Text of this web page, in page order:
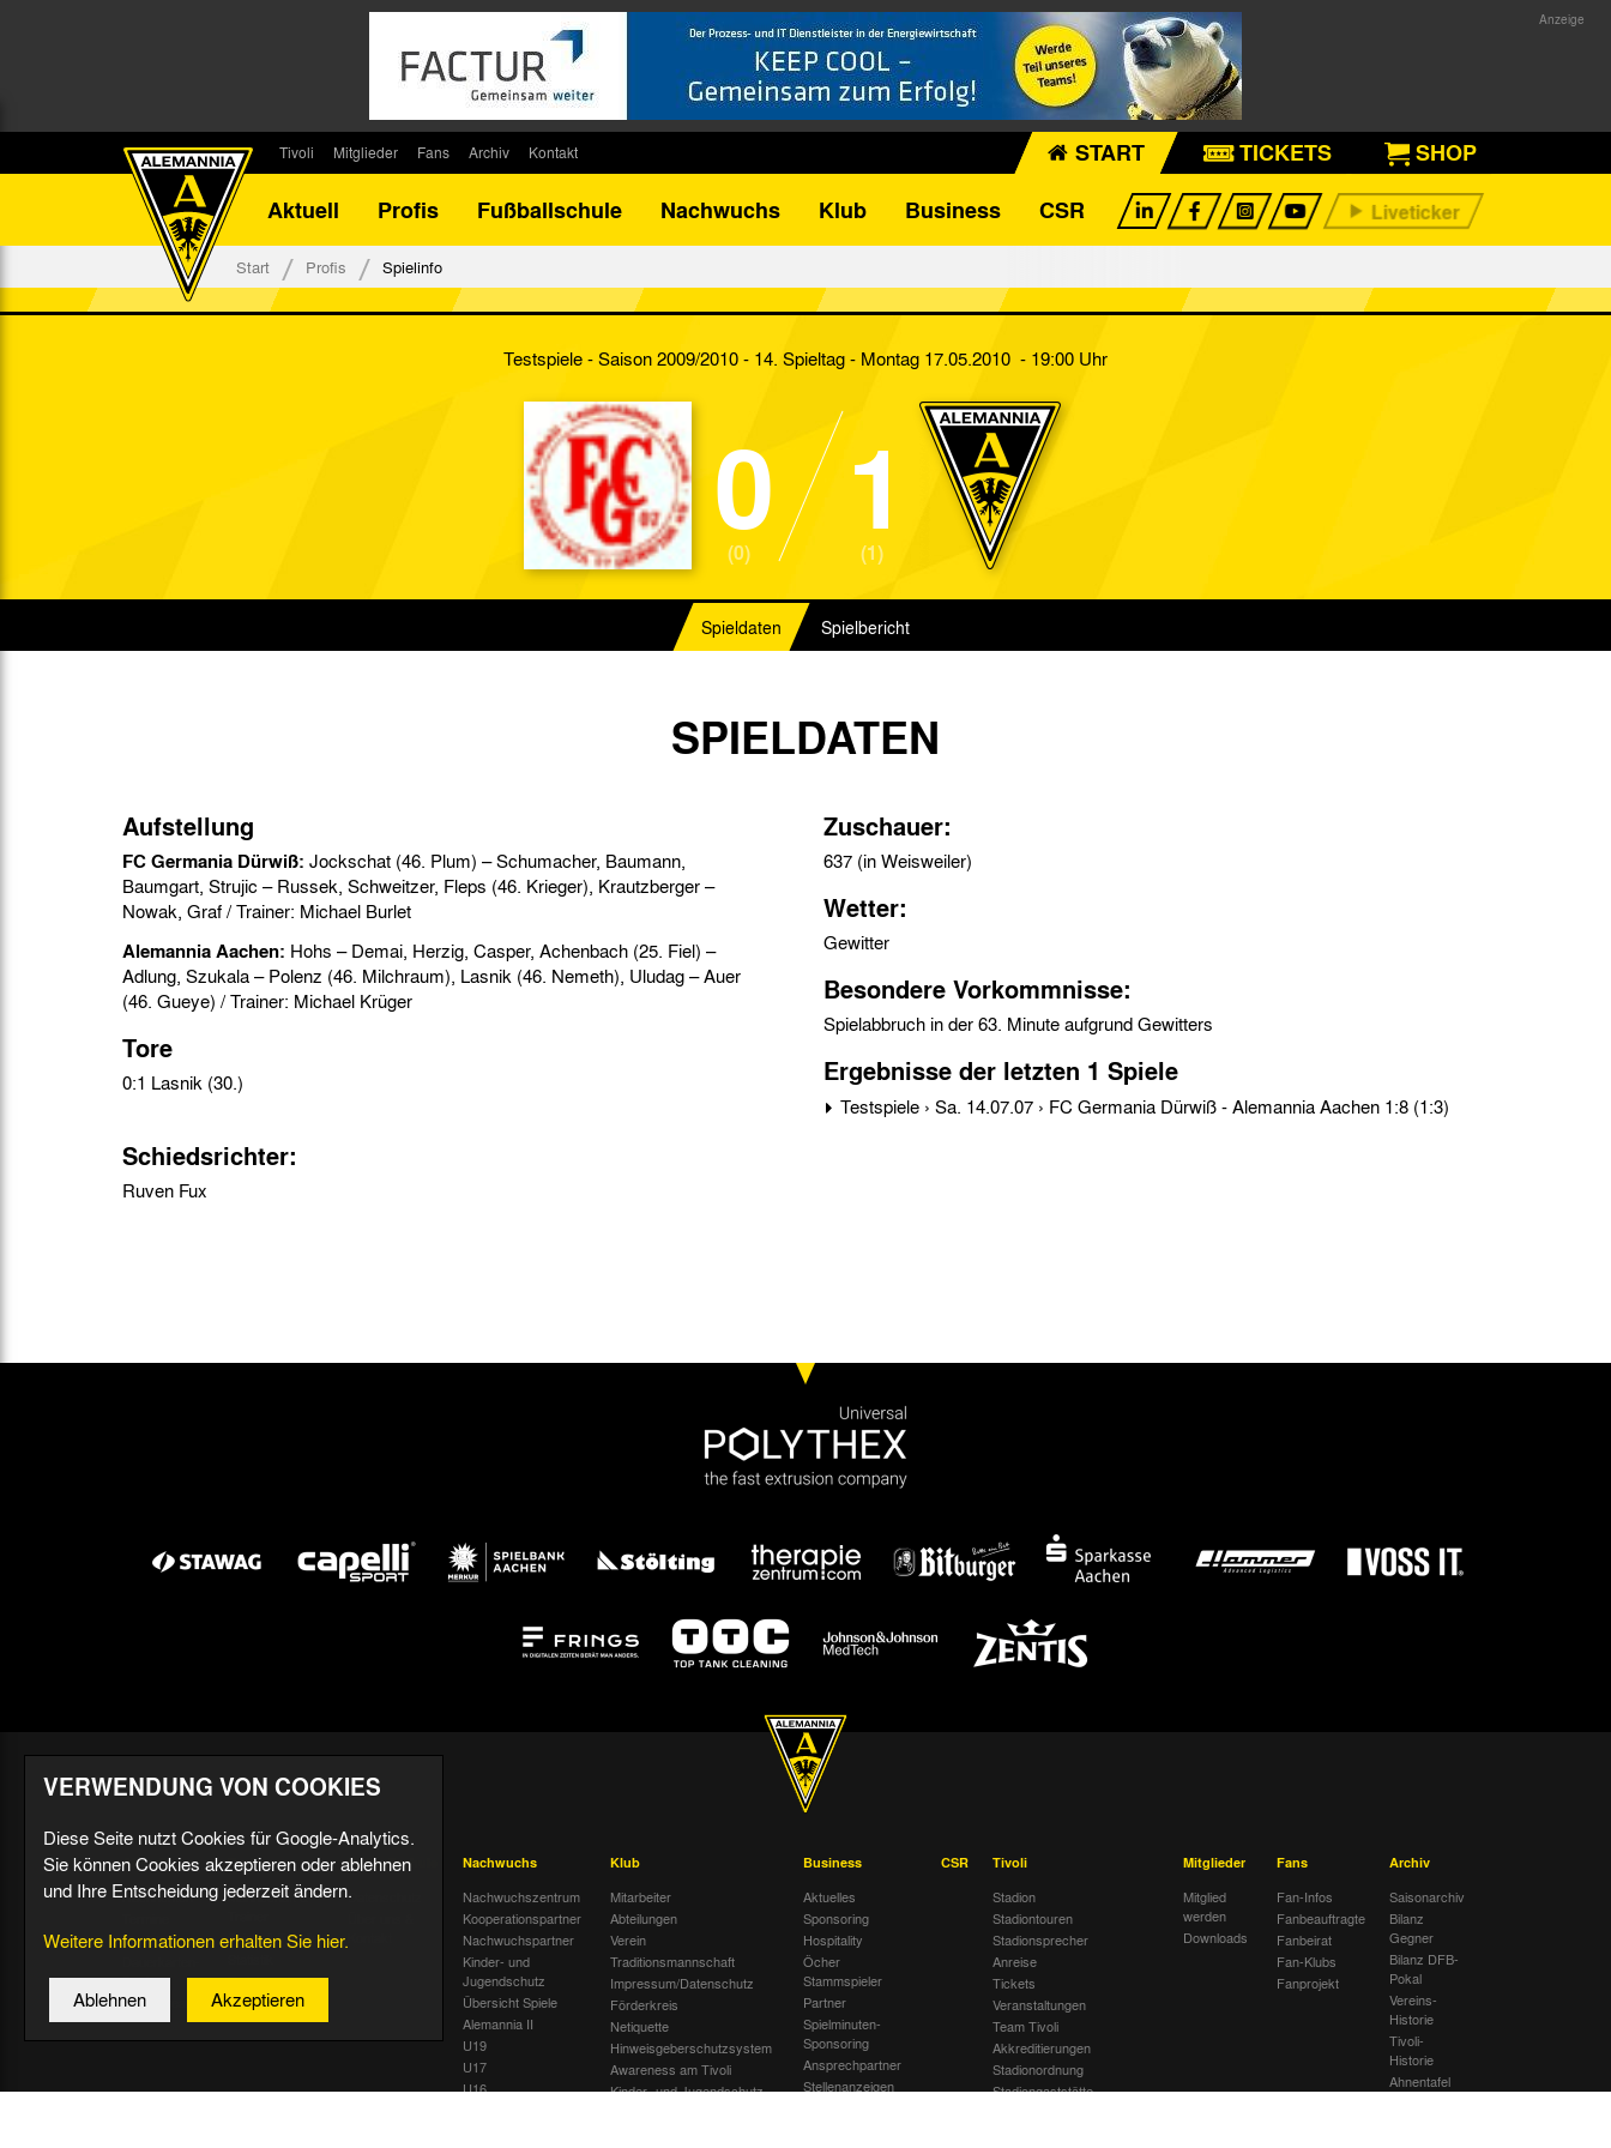
Tivoli
Stadionsprecher
Mitglieder
Kontakt
Fans
Fanbeirat
Fan-Klubs
Archiv
Ahnentafel
Kontakt START TICKETS
SHOP
Aktuell
Profis Fußballschule Nachwuchs Klub Business CSR
Start Profis Spielinfo
Testspiele - Saison 2009/2010 - 14. Spieltag- Montag 17.05.2010 - 19:00 Uhr
0
(0) 1
(1)
Spieldaten Spielbericht
SPIELDATEN
Aufstellung
FC Germania Dürwiß: Jockschat (46. Plum) – Schumacher, Baumann,
Baumgart, Strujic – Russek, Schweitzer, Fleps (46. Krieger), Krautzberger –
Nowak, Graf / Trainer: Michael Burlet
Alemannia Aachen: Hohs – Demai, Herzig, Casper, Achenbach (25. Fiel) –
Adlung, Szukala – Polenz (46. Milchraum), Lasnik (46. Nemeth), Uludag – Auer
(46. Gueye) / Trainer: Michael Krüger
Tore
0:1 Lasnik (30.)
Schiedsrichter:
Ruven Fux
Zuschauer:
637 (in Weisweiler)
Wetter:
Gewitter
Besondere Vorkommnisse:
Spielabbruch in der 63. Minute aufgrund Gewitters
Ergebnisse der letzten 1 Spiele
Testspiele › Sa. 14.07.07 › FC Germania Dürwiß - Alemannia Aachen 1:8 (1:3)
Aktuell
Nachrichten
Tivoli Echo
Deal
Radiostream
Profis
Mannschaft &
Spiele & Tabelle
Trainingsplan
Geburtstage
Fußballschule
Datenschutz
Nachwuchs
Nachwuchszentrum
Kooperationspartner
Nachwuchspartner
Kinder- und
Jugendschutz
Übersicht Spiele
Alemannia II
U19
U17
U16
Klub
Mitarbeiter
Abteilungen
Verein
Traditionsmannschaft
Impressum/Datenschutz
Förderkreis
Netiquette
Hinweisgeberschutzsystem
Awareness am Tivoli
Kinder- und Jugendschutz
Business
Aktuelles
Sponsoring
Hospitality
Öcher
Stammspieler
Partner
Spielminuten-
Sponsoring
Ansprechpartner
Stellenanzeigen
CSR
Tivoli
Stadion
Stadiontouren
Stadionsprecher
Anreise
Tickets
Veranstaltungen
Team Tivoli
Akkreditierungen
Stadionordnung
Stadiongaststätte
Mitglieder
Mitglied
werden
Downloads
Fans
Fan-Infos
Fanbeauftragte
Fanbeirat
Fan-Klubs
Fanprojekt
Archiv
Saisonarchiv
Bilanz
Gegner
Bilanz DFB-
Pokal
Vereins-
Historie
Tivoli-
Historie
Ahnentafel
VERWENDUNG VON COOKIES
Diese Seite nutzt Cookies für Google-Analytics.
Sie können Cookies akzeptieren oder ablehnen
und Ihre Entscheidung jederzeit ändern.
Weitere Informationen erhalten Sie hier.
Ablehnen Akzeptieren